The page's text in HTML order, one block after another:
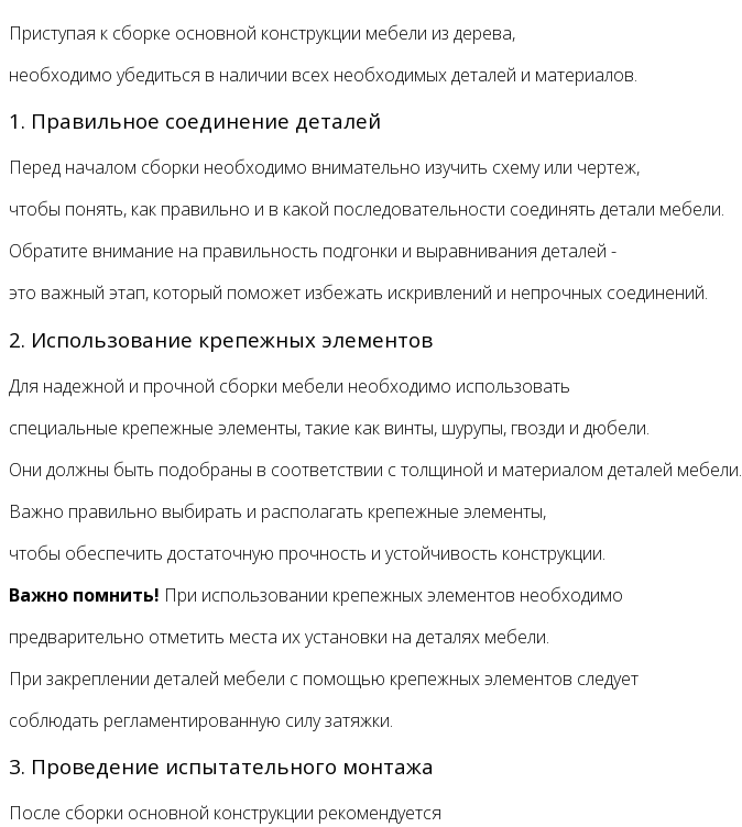
Приступая к сборке основной конструкции мебели из дерева,
необходимо убедиться в наличии всех необходимых деталей и материалов.
1. Правильное соединение деталей
Перед началом сборки необходимо внимательно изучить схему или чертеж,
чтобы понять, как правильно и в какой последовательности соединять детали мебели.
Обратите внимание на правильность подгонки и выравнивания деталей -
это важный этап, который поможет избежать искривлений и непрочных соединений.
2. Использование крепежных элементов
Для надежной и прочной сборки мебели необходимо использовать
специальные крепежные элементы, такие как винты, шурупы, гвозди и дюбели.
Они должны быть подобраны в соответствии с толщиной и материалом деталей мебели.
Важно правильно выбирать и располагать крепежные элементы,
чтобы обеспечить достаточную прочность и устойчивость конструкции.
Важно помнить! При использовании крепежных элементов необходимо
предварительно отметить места их установки на деталях мебели.
При закреплении деталей мебели с помощью крепежных элементов следует
соблюдать регламентированную силу затяжки.
3. Проведение испытательного монтажа
После сборки основной конструкции рекомендуется